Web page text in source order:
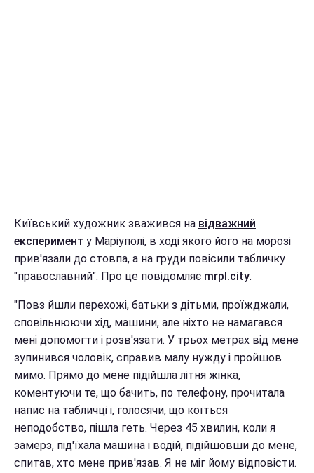
Київський художник зважився на відважний
експеримент у Маріуполі, в ході якого його на морозі
прив'язали до стовпа, а на груди повісили табличку
"православний". Про це повідомляє mrpl.city.
"Повз йшли перехожі, батьки з дітьми, проїжджали,
сповільнюючи хід, машини, але ніхто не намагався
мені допомогти і розв'язати. У трьох метрах від мене
зупинився чоловік, справив малу нужду і пройшов
мимо. Прямо до мене підійшла літня жінка,
коментуючи те, що бачить, по телефону, прочитала
напис на табличці і, голосячи, що коїться
неподобство, пішла геть. Через 45 хвилин, коли я
замерз, під'їхала машина і водій, підійшовши до мене,
спитав, хто мене прив'язав. Я не міг йому відповісти.